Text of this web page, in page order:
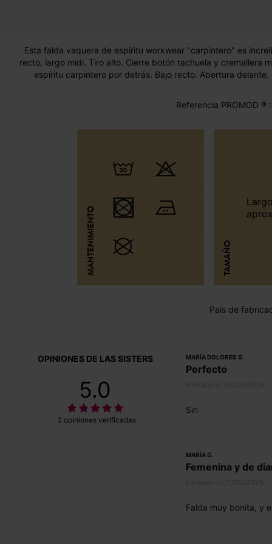
Esta falda vaquera de espíritu workwear "carpintero" es
recto, largo midi. Tiro alto. Cierre botón tachuela y cremallera
espíritu carpintero por detrás. Bajo recto. Abertura
Referencia PROMOD
MANTENIMIENTO TAMAÑO
Largo 82 cm
País de
OPINIONES DE LAS SISTERS
5.0
2 opiniones verificadas
MARÍA DOLORES G.
Perfecto
Sin
MARÍA G.
Femenina y de
Falda muy bonita, y